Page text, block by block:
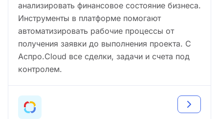
анализировать финансовое состояние бизнеса.
Инструменты в платформе помогают
автоматизировать рабочие процессы от
получения заявки до выполнения проекта. С
Аспро.Cloud все сделки, задачи и счета под
контролем.